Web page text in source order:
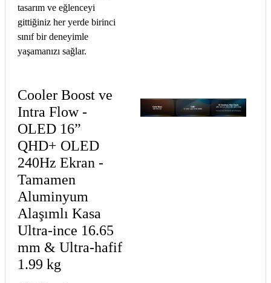
tasarım ve eğlenceyi
gittiğiniz her yerde birinci
sınıf bir deneyimle
yaşamanızı sağlar.
Cooler Boost ve
Intra Flow -
OLED 16”
QHD+ OLED
240Hz Ekran -
Tamamen
Aluminyum
Alaşımlı Kasa
Ultra-ince 16.65
mm & Ultra-hafif
1.99 kg